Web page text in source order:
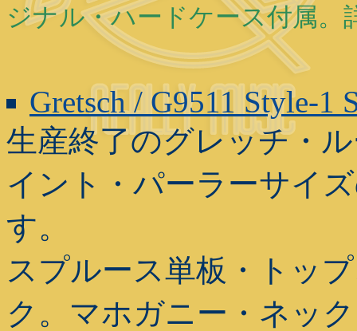
ジナル・ハードケース付属
Gretsch / G9511 Style-1
生産終了のグレッチ・
イント・パーラーサイ
す。
スプルース単板・トッ
ク。マホガニー・ネッ